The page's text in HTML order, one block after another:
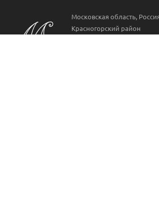
Московская область,
Красногорский район